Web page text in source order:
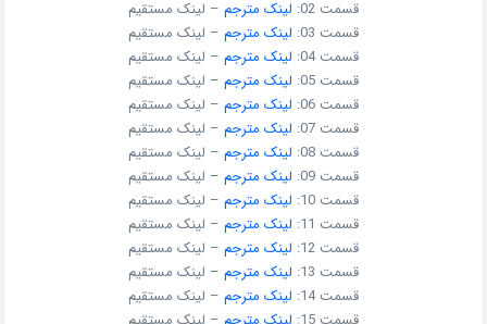
قسمت 02: لینک مترجم – لینک مستقیم
قسمت 03:
لینک مترجم – لینک مستقیم
قسمت 04:
لینک مترجم – لینک مستقیم
قسمت 05:
لینک مترجم – لینک مستقیم
قسمت 06:
لینک مترجم – لینک مستقیم
قسمت 07:
لینک مترجم – لینک مستقیم
قسمت 08:
لینک مترجم – لینک مستقیم
قسمت 09:
لینک مترجم – لینک مستقیم
قسمت 10:
لینک مترجم – لینک مستقیم
قسمت 11:
لینک مترجم – لینک مستقیم
قسمت 12:
لینک مترجم – لینک مستقیم
قسمت 13:
لینک مترجم – لینک مستقیم
قسمت 14:
لینک مترجم – لینک مستقیم